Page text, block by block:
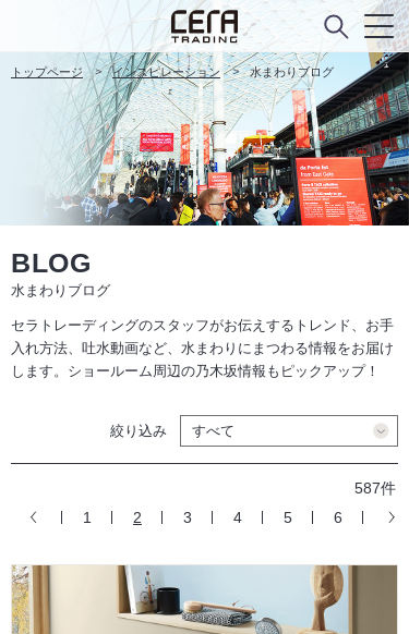
トップページ インスピレーション 水まわりブログ
BLOG
水まわりブログ
セラトレーディングのスタッフがお伝えするトレンド、お手
入れ方法、吐水動画など、水まわりにまつわる情報をお届け
します。ショールーム周辺の乃木坂情報もピックアップ！
絞り込み
587件
1
2 3 4 5 6